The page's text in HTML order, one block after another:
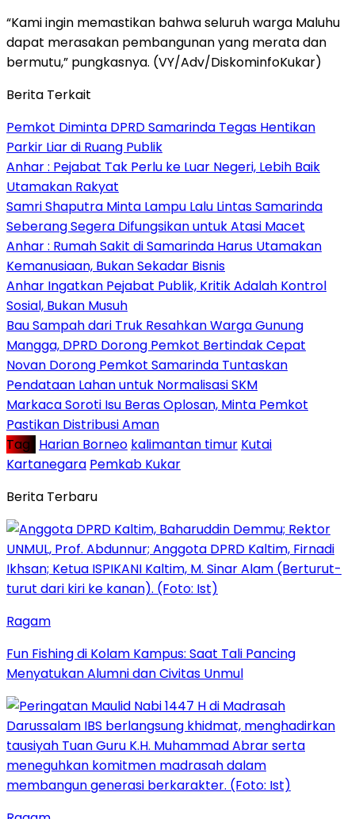
“Kami ingin memastikan bahwa seluruh warga Maluhu
dapat merasakan pembangunan yang merata dan
bermutu,” pungkasnya. (VY/Adv/DiskominfoKukar)
Berita Terkait
Pemkot Diminta DPRD Samarinda Tegas Hentikan
Parkir Liar di Ruang Publik
Anhar : Pejabat Tak Perlu ke Luar Negeri, Lebih Baik
Utamakan Rakyat
Samri Shaputra Minta Lampu Lalu Lintas Samarinda
Seberang Segera Difungsikan untuk Atasi Macet
Anhar : Rumah Sakit di Samarinda Harus Utamakan
Kemanusiaan, Bukan Sekadar Bisnis
Anhar Ingatkan Pejabat Publik, Kritik Adalah Kontrol
Sosial, Bukan Musuh
Bau Sampah dari Truk Resahkan Warga Gunung
Mangga, DPRD Dorong Pemkot Bertindak Cepat
Novan Dorong Pemkot Samarinda Tuntaskan
Pendataan Lahan untuk Normalisasi SKM
Markaca Soroti Isu Beras Oplosan, Minta Pemkot
Pastikan Distribusi Aman
Tag : Harian Borneo kalimantan timur Kutai
Kartanegara Pemkab Kukar
Berita Terbaru
Ragam
Fun Fishing di Kolam Kampus: Saat Tali Pancing
Menyatukan Alumni dan Civitas Unmul